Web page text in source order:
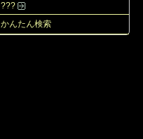
???
かんたん検索